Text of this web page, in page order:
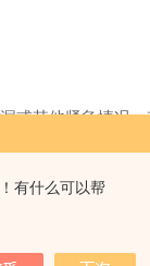
有什么可以帮
或其他紧急情况